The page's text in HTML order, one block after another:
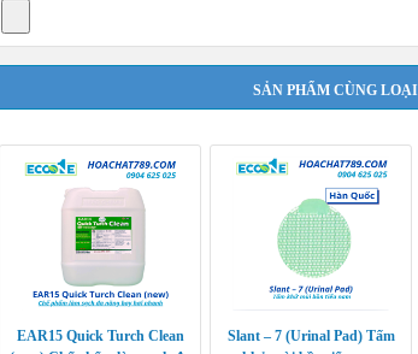
SẢN PHẨM CÙNG LOẠI
EAR15 Quick Turch Clean
Slant – 7 (Urinal Pad) Tấm